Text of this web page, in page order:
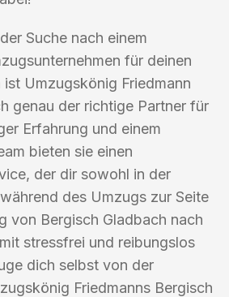
Suche nach einem
für deinen
Umzugskönig Friedmann
genau der richtige Partner für
Erfahrung und einem
bieten sie einen
der dir sowohl in der
des Umzugs zur Seite
von Bergisch Gladbach nach
stressfrei und reibungslos
dich selbst von der
Friedmanns Bergisch